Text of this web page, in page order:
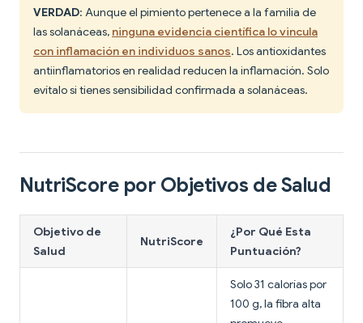
VERDAD: Aunque el pimiento pertenece a la familia de
las solanáceas, ninguna evidencia científica lo vincula
con inflamación en individuos sanos. Los antioxidantes
antiinflamatorios en realidad reducen la inflamación. Solo
evítalo si tienes sensibilidad confirmada a solanáceas.
NutriScore por Objetivos de Salud
Objetivo de
Salud
NutriScore
¿Por Qué Esta
Puntuación?
Solo 31 calorías por
100 g, la fibra alta